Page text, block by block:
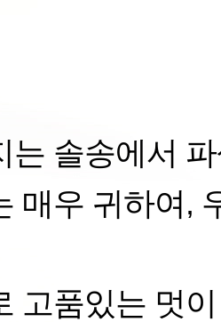
는 솔송에서
매우 귀하여 ,
고품있는 멋